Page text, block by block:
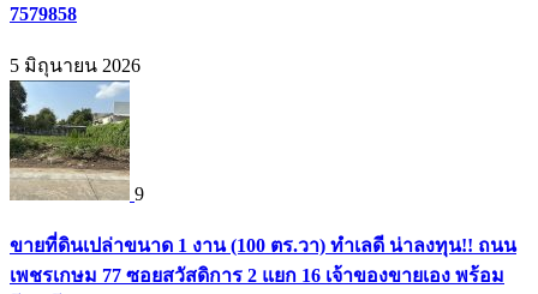
7579858
5 มิถุนายน 2026
9
ขายที่ดินเปล่าขนาด 1 งาน (100 ตร.วา) ทำเลดี น่าลงทุน!! ถนน
เพชรเกษม 77 ซอยสวัสดิการ 2 แยก 16 เจ้าของขายเอง พร้อม